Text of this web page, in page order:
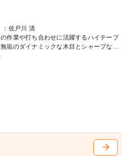
：佐戸川 清
作業や打ち合わせに活躍するハイテーブ
垢のダイナミックな木目とシャープな面
というより建造物に近い存在感です。
色から選べる金属脚とも好相性。
フィス需要にも対応しています。
付き
2400mmの場合、天板は分割仕様です。
S-GY・S-BLの3色からお選びいただけ